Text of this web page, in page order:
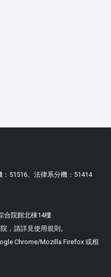
51516、法律系分機：51414
合院館北棟14樓
，請詳見使用規則 。
Chrome/Mozilla Firefox 或相